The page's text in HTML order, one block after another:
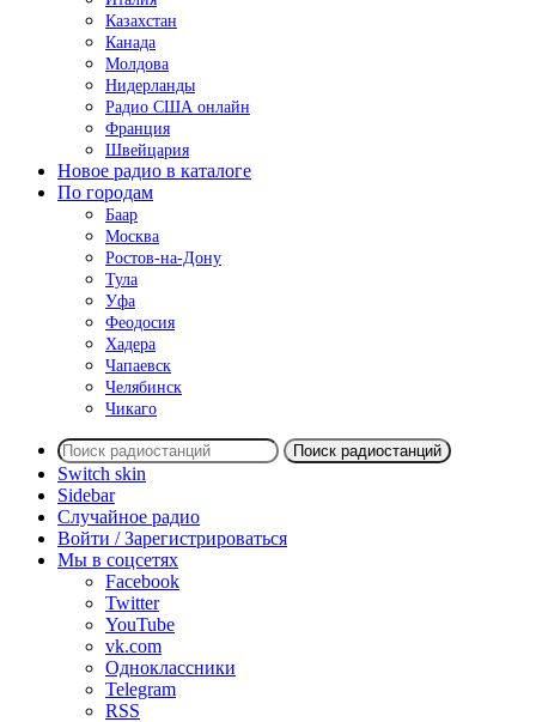
Казахстан
Канада
Молдова
Нидерланды
Радио США онлайн
Франция
Швейцария
Новое радио в каталоге
По городам
Баар
Москва
Ростов-на-Дону
Тула
Уфа
Феодосия
Хадера
Чапаевск
Челябинск
Чикаго
Поиск радиостанций
Switch skin
Sidebar
Случайное радио
Войти / Зарегистрироваться
Мы в соцсетях
Facebook
Twitter
YouTube
vk.com
Одноклассники
Telegram
RSS